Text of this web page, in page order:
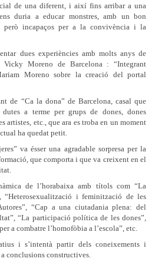
de una diferent, i així fins arribar a una
duria a educar monstres, amb un bon
però incapaços per a la convivència i la
dues experiències amb molts anys de
Vicky Moreno de Barcelona : “Integrant
Moreno sobre la creació del portal
de “Ca la dona” de Barcelona, casal que
dutes a terme per grups de dones, dones
artistes, etc., que ara es troba en un moment
ha quedat petit.
va ésser una agradable sorpresa per la
que comporta i que va creixent en el
de l’horabaixa amb títols com “La
“Heterosexualització i feminització de les
“Cap a una ciutadania plena: del
“La participació política de les dones”,
a combatre l’homofòbia a l’escola”, etc.
i s’intentà partir dels coneixements i
conclusions constructives.